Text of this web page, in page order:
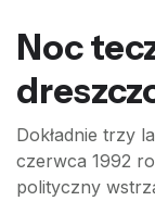
Noc
Dokładnie trzy
czerwca 1992
polityczny